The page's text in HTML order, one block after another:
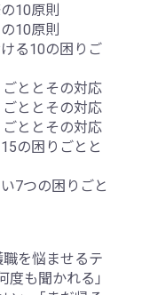
10原則
10原則
る10の困りご
ととその対応
ととその対応
ととその対応
の困りごとと
7つの困りごと
職を悩ませるテ
度も聞かれる」